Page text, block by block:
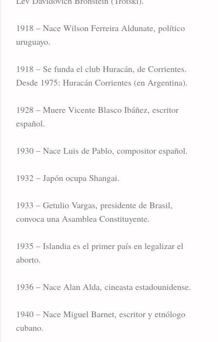
1918 – Nace Wilson Ferreira Aldunate, político
uruguayo.
1918 – Se funda el club Huracán, de Corrientes.
Desde 1975: Huracán Corrientes (en Argentina).
1928 – Muere Vicente Blasco Ibáñez, escritor
español.
1930 – Nace Luis de Pablo, compositor español.
1932 – Japón ocupa Shangai.
1933 – Getulio Vargas, presidente de Brasil,
convoca una Asamblea Constituyente.
1935 – Islandia es el primer país en legalizar el
aborto.
1936 – Nace Alan Alda, cineasta estadounidense.
1940 – Nace Miguel Barnet, escritor y etnólogo
cubano.